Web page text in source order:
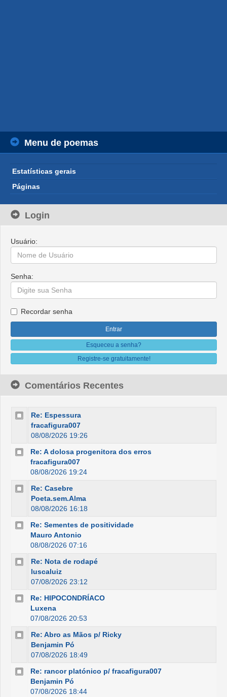
Menu de poemas
Estatísticas gerais
Páginas
Login
Usuário:
Senha:
Recordar senha
Esqueceu a senha?
Registre-se gratuitamente!
Comentários Recentes
Re: Espessura
fracafigura007
08/08/2026 19:26
Re: A dolosa progenitora dos erros
fracafigura007
08/08/2026 19:24
Re: Casebre
Poeta.sem.Alma
08/08/2026 16:18
Re: Sementes de positividade
Mauro Antonio
08/08/2026 07:16
Re: Nota de rodapé
luscaluiz
07/08/2026 23:12
Re: HIPOCONDRÍACO
Luxena
07/08/2026 20:53
Re: Abro as Mãos p/ Ricky
Benjamin Pó
07/08/2026 18:49
Re: rancor platónico p/ fracafigura007
Benjamin Pó
07/08/2026 18:44